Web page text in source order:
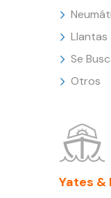
Llantas
Se
Otros
Yates &